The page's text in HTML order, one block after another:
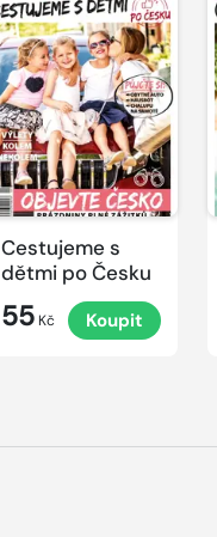
Cestujeme s
dětmi po Česku
55 Kč Koupit